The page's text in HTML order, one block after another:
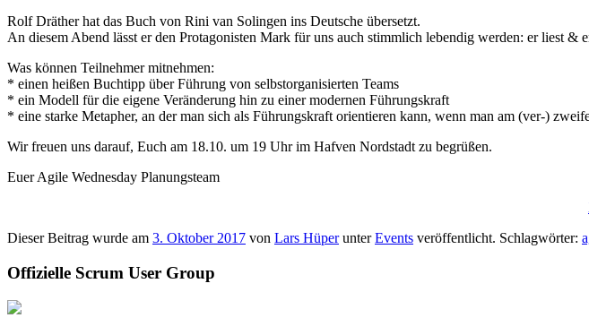
Rolf Dräther hat das Buch von Rini van Solingen ins Deutsche übersetzt.
An diesem Abend lässt er den Protagonisten Mark für uns auch stimmlich lebendig werden: er liest
Was können Teilnehmer mitnehmen:
* einen heißen Buchtipp über Führung von selbstorganisierten Teams
* ein Modell für die eigene Veränderung hin zu einer modernen Führungskraft
* eine starke Metapher, an der man sich als Führungskraft orientieren kann, wenn man am (ver-)
Wir freuen uns darauf, Euch am 18.10. um 19 Uhr im Hafven Nordstadt zu begrüßen.
Euer Agile Wednesday Planungsteam
Dieser Beitrag wurde am 3. Oktober 2017 von Lars HüperunterEvents veröffentlicht. Schlagwörter:
Offizielle Scrum User Group